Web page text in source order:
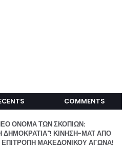
COMMENTS
ΟΝΟΜΑ ΤΩΝ ΣΚΟΠΙΩΝ:
ΔΗΜΟΚΡΑΤΙΑ"! ΚΙΝΗΣΗ-ΜΑΤ ΑΠΟ
ΜΑΚΕΔΟΝΙΚΟΥ ΑΓΩΝΑ!